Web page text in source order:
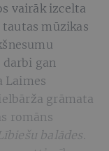
vairāk izcelta
mūzikas
gan
Laimes
grāmata
romāns
balādes